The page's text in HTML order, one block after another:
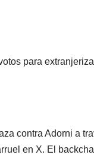
para
contra Adorni a
en X. El